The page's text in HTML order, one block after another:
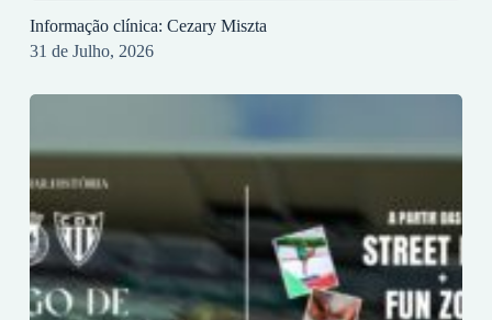
Informação clínica: Cezary Miszta
31 de Julho, 2026